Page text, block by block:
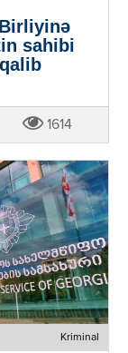
sahibi
1614
Kriminal